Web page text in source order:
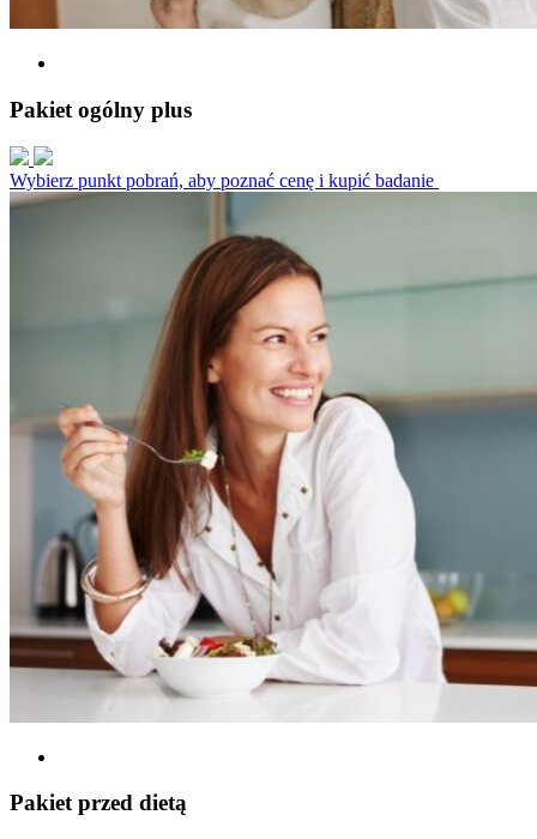
Pakiet ogólny plus
Wybierz punkt pobrań, aby poznać cenę i kupić badanie
Pakiet przed dietą